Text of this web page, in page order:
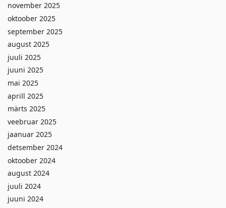
november 2025
oktoober 2025
september 2025
august 2025
juuli 2025
juuni 2025
mai 2025
aprill 2025
märts 2025
veebruar 2025
jaanuar 2025
detsember 2024
oktoober 2024
august 2024
juuli 2024
juuni 2024